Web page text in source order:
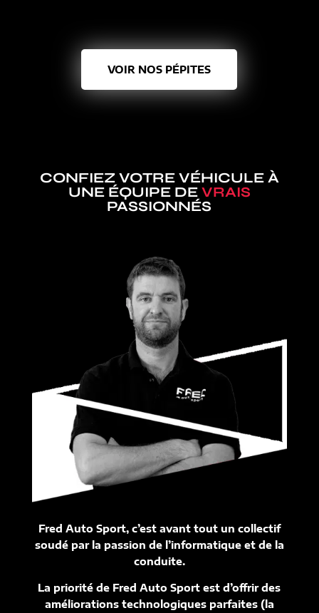
VOIR NOS PÉPITES
CONFIEZ VOTRE VÉHICULE À
UNE ÉQUIPE DE VRAIS
PASSIONNÉS
Fred Auto Sport, c’est avant tout un collectif
soudé par la passion de l’informatique et de la
conduite.
La priorité de Fred Auto Sport est d’offrir des
améliorations technologiques parfaites (la